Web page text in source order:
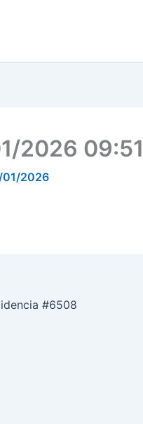
2026
01/2026
#6508